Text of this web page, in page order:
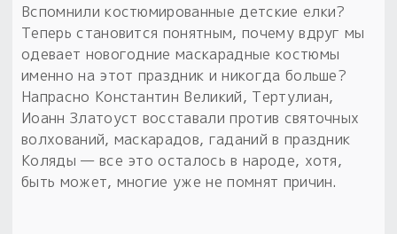
Вспомнили костюмированные детские елки?
Теперь становится понятным, почему вдруг мы
одевает новогодние маскарадные костюмы
именно на этот праздник и никогда больше?
Напрасно Константин Великий, Тертулиан,
Иоанн Златоуст восставали против святочных
волхований, маскарадов, гаданий в праздник
Коляды — все это осталось в народе, хотя,
быть может, многие уже не помнят причин.